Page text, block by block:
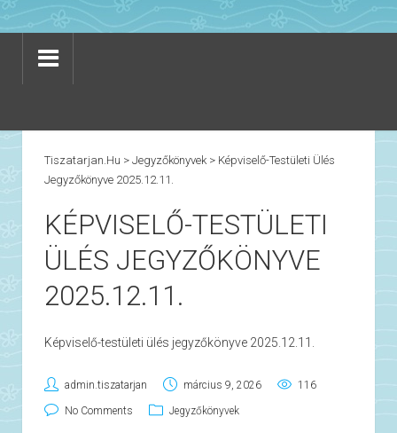
Tiszatarjan.hu > Jegyzőkönyvek> Képviselő-Testületi Ülés
Jegyzőkönyve 2025.12.11.
KÉPVISELŐ-TESTÜLETI
ÜLÉS JEGYZŐKÖNYVE
2025.12.11.
Képviselő-testületi ülés jegyzőkönyve 2025.12.11.
admin.tiszatarjan március 9, 2026 116
No Comments Jegyzőkönyvek